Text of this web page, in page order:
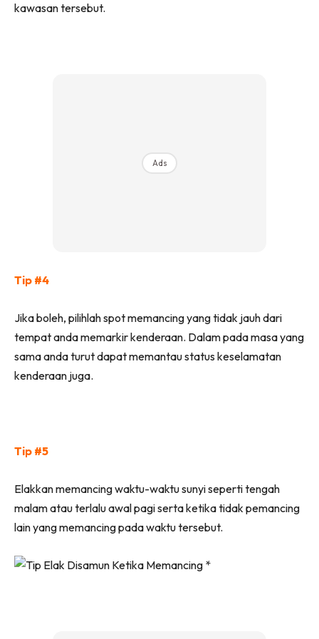
kawasan tersebut.
Ads
Tip #4
Jika boleh, pilihlah spot memancing yang tidak jauh dari
tempat anda memarkir kenderaan. Dalam pada masa yang
sama anda turut dapat memantau status keselamatan
kenderaan juga.
Tip #5
Elakkan memancing waktu-waktu sunyi seperti tengah
malam atau terlalu awal pagi serta ketika tidak pemancing
lain yang memancing pada waktu tersebut.